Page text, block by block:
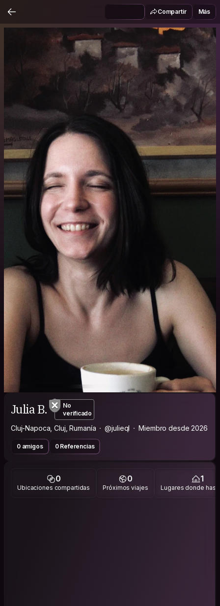
Compartir Más
Julia B.
No
verificado
Cluj-Napoca, Cluj, Rumanía @julieql Miembro desde 2026
0 amigos 0 Referencias
0
Ubicaciones compartidas
0
Próximos viajes
1
Lugares donde has